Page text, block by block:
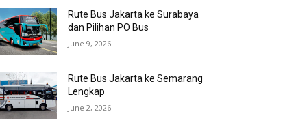
Rute Bus Jakarta ke Surabaya
dan Pilihan PO Bus
June 9, 2026
Rute Bus Jakarta ke Semarang
Lengkap
June 2, 2026